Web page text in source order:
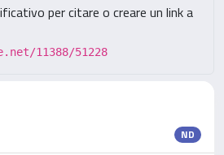
per citare o creare un link a
11388/51228
ND